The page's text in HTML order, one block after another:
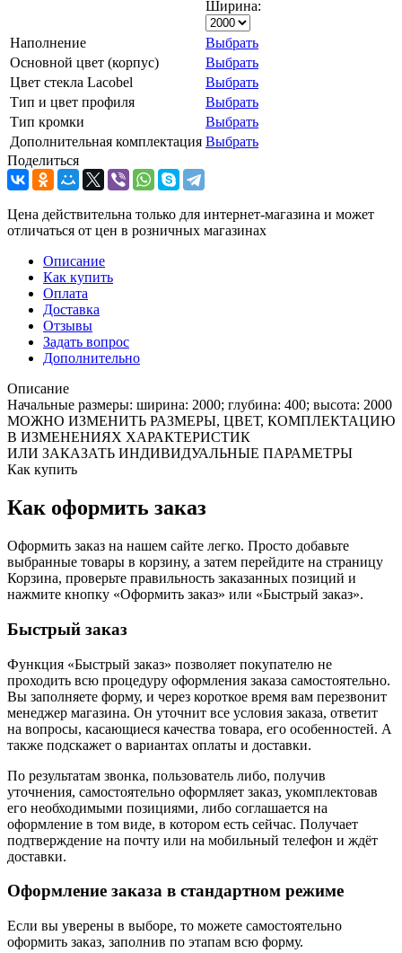
Ширина:
Наполнение
Выбрать
Основной цвет (корпус)
Выбрать
Цвет стекла Lacobel
Выбрать
Тип и цвет профиля
Выбрать
Тип кромки
Выбрать
Дополнительная комплектация Выбрать
Поделиться
Цена действительна только для интернет-магазина и может
отличаться от цен в розничных магазинах
Описание
Как купить
Оплата
Доставка
Отзывы
Задать вопрос
Дополнительно
Описание
Начальные размеры: ширина: 2000; глубина: 400; высота: 2000
МОЖНО ИЗМЕНИТЬ РАЗМЕРЫ, ЦВЕТ, КОМПЛЕКТАЦИЮ
В ИЗМЕНЕНИЯХ ХАРАКТЕРИСТИК
ИЛИ ЗАКАЗАТЬ ИНДИВИДУАЛЬНЫЕ ПАРАМЕТРЫ
Как купить
Как оформить заказ
Оформить заказ на нашем сайте легко. Просто добавьте
выбранные товары в корзину, а затем перейдите на страницу
Корзина, проверьте правильность заказанных позиций и
нажмите кнопку «Оформить заказ» или «Быстрый заказ».
Быстрый заказ
Функция «Быстрый заказ» позволяет покупателю не
проходить всю процедуру оформления заказа самостоятельно.
Вы заполняете форму, и через короткое время вам перезвонит
менеджер магазина. Он уточнит все условия заказа, ответит
на вопросы, касающиеся качества товара, его особенностей. А
также подскажет о вариантах оплаты и доставки.
По результатам звонка, пользователь либо, получив
уточнения, самостоятельно оформляет заказ, укомплектовав
его необходимыми позициями, либо соглашается на
оформление в том виде, в котором есть сейчас. Получает
подтверждение на почту или на мобильный телефон и ждёт
доставки.
Оформление заказа в стандартном режиме
Если вы уверены в выборе, то можете самостоятельно
оформить заказ, заполнив по этапам всю форму.